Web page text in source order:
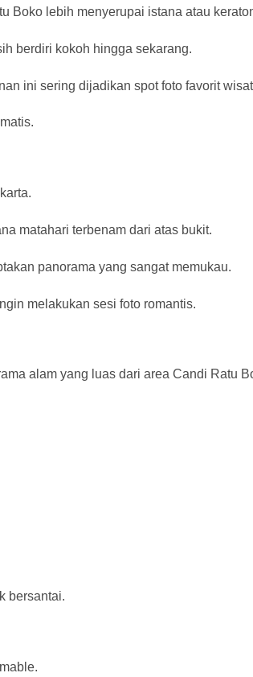
Boko lebih menyerupai istana atau
berdiri kokoh hingga sekarang.
ini sering dijadikan spot foto favorit
matahari terbenam dari atas bukit.
panorama yang sangat memukau.
melakukan sesi foto romantis.
alam yang luas dari area Candi Ratu
bersantai.